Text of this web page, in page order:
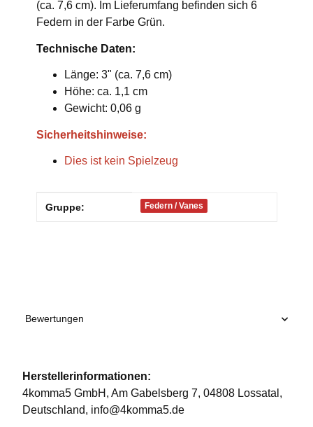
(ca. 7,6 cm). Im Lieferumfang befinden sich 6
Federn in der Farbe Grün.
Technische Daten:
Länge: 3" (ca. 7,6 cm)
Höhe: ca. 1,1 cm
Gewicht: 0,06 g
Sicherheitshinweise:
Dies ist kein Spielzeug
Produkteigenschaft
Wert
Gruppe: Federn / Vanes
Bewertungen
Herstellerinformationen:
4komma5 GmbH, Am Gabelsberg 7, 04808 Lossatal,
Deutschland, info@4komma5.de